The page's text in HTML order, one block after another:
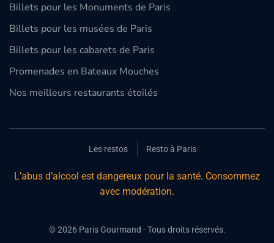
Billets pour les Monuments de Paris
Billets pour les musées de Paris
Billets pour les cabarets de Paris
Promenades en Bateaux Mouches
Nos meilleurs restaurants étoilés
Les restos Resto à Paris
L’abus d’alcool est dangereux pour la santé. Consommez
avec modération.
©2026Paris Gourmand - Tous droits réservés.